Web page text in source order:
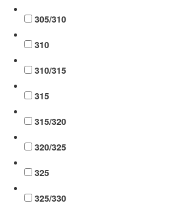
305/310
310
310/315
315
315/320
320/325
325
325/330